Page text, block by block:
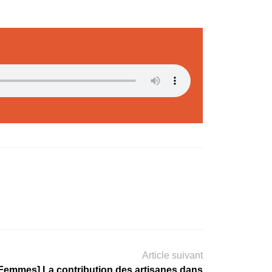
Article suivant
La contribution des artisanes dans